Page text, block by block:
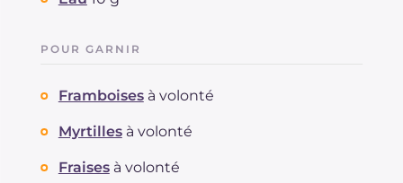
POUR GARNIR
Framboises à volonté
Myrtilles à volonté
Fraises à volonté